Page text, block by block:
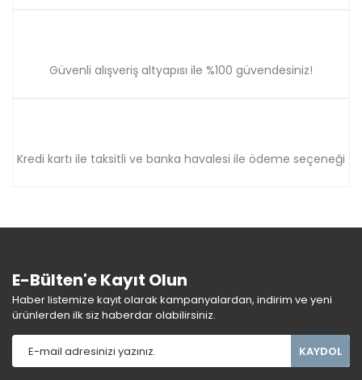
Güvenli alışveriş altyapısı ile %100 güvendesiniz!
Kredi kartı ile taksitli ve banka havalesi ile ödeme seçeneği
E-Bülten'e Kayıt Olun
Haber listemize kayıt olarak kampanyalardan, indirim ve yeni
ürünlerden ilk siz haberdar olabilirsiniz.
KAYDOL